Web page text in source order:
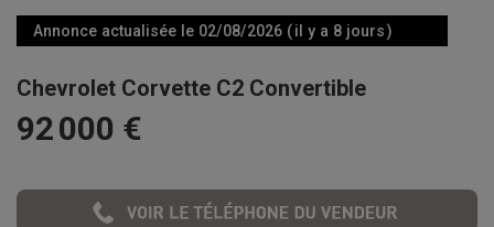
Annonce actualisée le 02/08/2026 ( il y a 8 jours )
Chevrolet Corvette C2 Convertible
92 000 €